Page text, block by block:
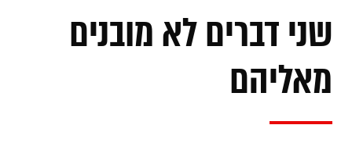
שני דברים לא מובנים
מאליהם